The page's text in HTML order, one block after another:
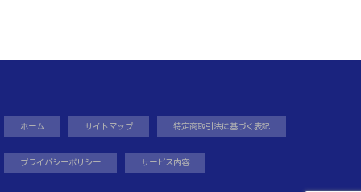
ホーム サイトマップ 特定商取引法に基づく表記
プライバシーポリシー サービス内容